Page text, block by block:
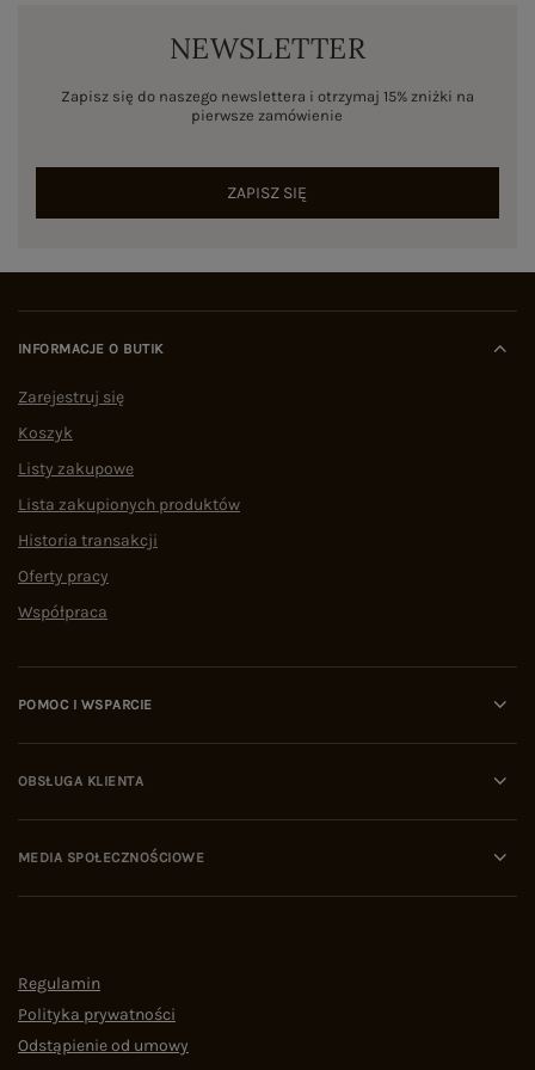
NEWSLETTER
Zapisz się do naszego newslettera i otrzymaj 15% zniżki na
pierwsze zamówienie
ZAPISZ SIĘ
INFORMACJE O BUTIK
Zarejestruj się
Koszyk
Listy zakupowe
Lista zakupionych produktów
Historia transakcji
Oferty pracy
Współpraca
POMOC I WSPARCIE
OBSŁUGA KLIENTA
MEDIA SPOŁECZNOŚCIOWE
Regulamin
Polityka prywatności
Odstąpienie od umowy